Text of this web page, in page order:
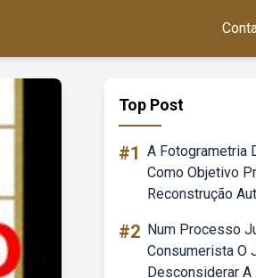
Top Post
#1 A Fotogrametria
Como Objetivo
Reconstrução
#2 Num Processo
Consumerista O
Desconsiderar